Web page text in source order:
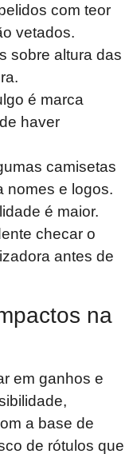
com teor
vetados.
sobre altura das
é marca
haver
camisetas
nomes e logos.
é maior.
checar o
antes de
na
em ganhos e
a base de
de rótulos que